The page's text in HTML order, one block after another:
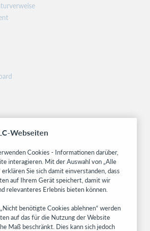
updates, research, events, and much more—
Webseiten
Cookies - Informationen darüber,
interagieren. Mit der Auswahl von „Alle
Sie sich damit einverstanden, dass
auf Ihrem Gerät speichert, damit wir
relevanteres Erlebnis bieten können.
benötigte Cookies ablehnen“ werden
auf das für die Nutzung der Website
Maß beschränkt. Dies kann sich jedoch